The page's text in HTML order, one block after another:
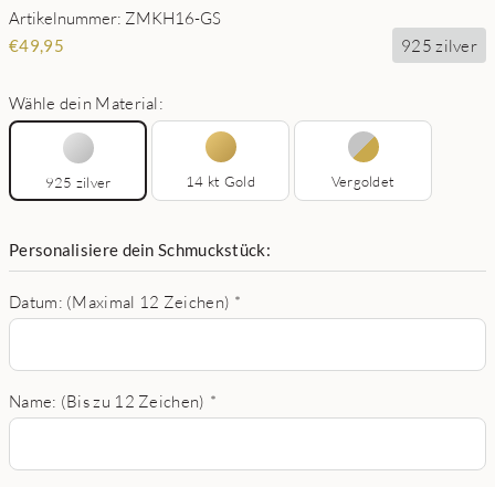
Artikelnummer: ZMKH16-GS
€49,95 925 zilver
Wähle dein Material:
925 zilver 14 kt Gold Vergoldet
Personalisiere dein Schmuckstück:
Datum: (Maximal 12 Zeichen) *
Name: (Bis zu 12 Zeichen) *